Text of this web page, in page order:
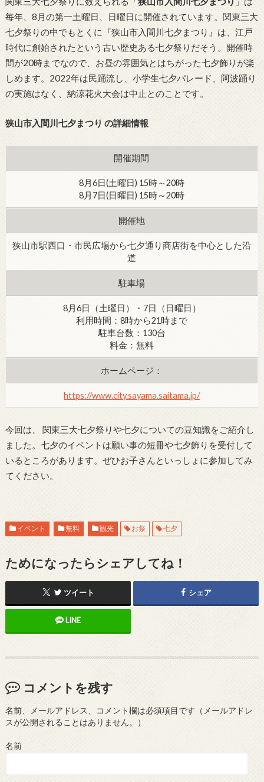
毎年、8月の第一土曜日、日曜日に開催されています。関東三大
七夕祭りの中でもとくに『狭山市入間川七夕まつり』は、江戸
時代に創始されたという古い歴史ある七夕祭りだそう。開催時
間が20時までなので、お昼の雰囲気とはちがった七夕飾りが楽
しめます。2022年は民踊流し、小学生七夕パレード、阿波踊り
の実施はなく、納涼花火大会は中止とのことです。
狭山市入間川七夕まつり の詳細情報
開催期間
8月6日(土曜日) 15時～20時
8月7日(日曜日) 15時～20時
開催地
狭山市駅西口・市民広場から七夕通り商店街を中心とした沿
道
駐車場
8月6日（土曜日）・7日（日曜日）
利用時間：8時から21時まで
駐車台数：130台
料金：無料
ホームページ：
https://www.city.sayama.saitama.jp/
今回は、 関東三大七夕祭りや七夕についての豆知識をご紹介し
ました。七夕のイベントは願い事の短冊や七夕飾りを受付して
いるところがあります。ぜひお子さんといっしょに参加してみ
てください。
イベント 無料 観光 お祭 七夕
ためになったらシェアしてね！
ツイート シェア
LINE
コメントを残す
名前、メールアドレス、コメント欄は必須項目です（メールアドレ
スが公開されることはありません。）
名前